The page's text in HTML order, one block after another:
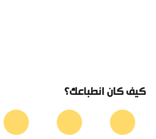
كيف كان انطباعك؟